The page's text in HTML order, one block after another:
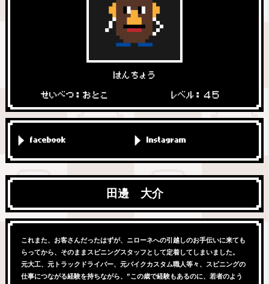
はんちょう
せいべつ：おとこ レベル：４５
facebook Instagram
田邊 大介
これまた、お客さんだったはずが、ニローネへの引越しのお手伝いに来ても
らってから、そのままスピニングスタッフとして定着してしまいました。
元大工、元トラックドライバー、元バイクカスタム職人等々、スピニングの
仕事につながる経験を持ちながら、”この歳で経験もあるのに、若者のよう